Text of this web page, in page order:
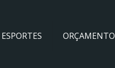
ESPORTES ORÇAMENTO